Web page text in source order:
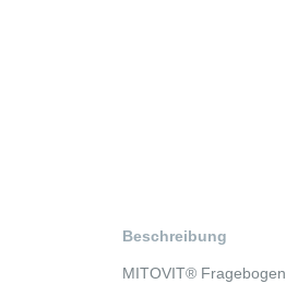
Beschreibung
MITOVIT® Fragebogen,